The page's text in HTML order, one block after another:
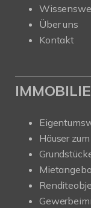
Über uns
Kontakt
Häuser